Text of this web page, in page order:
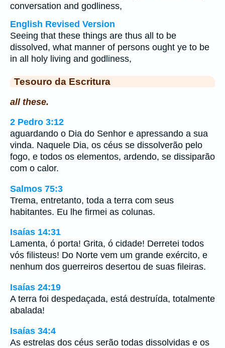
conversation and godliness,
English Revised Version
Seeing that these things are thus all to be
dissolved, what manner of persons ought ye to be
in all holy living and godliness,
Tesouro da Escritura
all these.
2 Pedro 3:12
aguardando o Dia do Senhor e apressando a sua
vinda. Naquele Dia, os céus se dissolverão pelo
fogo, e todos os elementos, ardendo, se dissiparão
com o calor.
Salmos 75:3
Trema, entretanto, toda a terra com seus
habitantes. Eu lhe firmei as colunas.
Isaías 14:31
Lamenta, ó porta! Grita, ó cidade! Derretei todos
vós filisteus! Do Norte vem um grande exército, e
nenhum dos guerreiros desertou de suas fileiras.
Isaías 24:19
A terra foi despedaçada, está destruída, totalmente
abalada!
Isaías 34:4
As estrelas dos céus serão todas dissolvidas e os